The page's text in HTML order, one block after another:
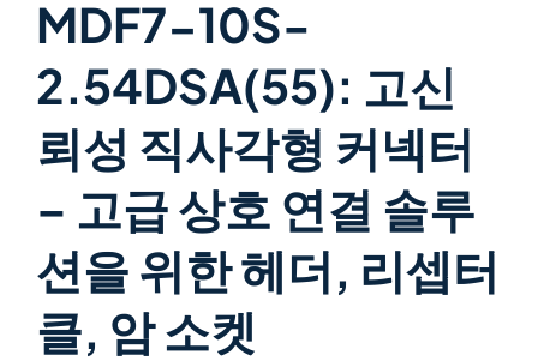
MDF7-10S-
2.54DSA(55): 고신
뢰성 직사각형 커넥터
– 고급 상호 연결 솔루
션을 위한 헤더, 리셉터
클, 암 소켓